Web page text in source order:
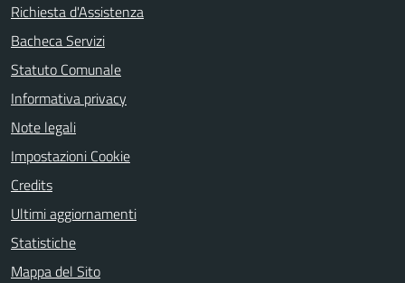
Richiesta d'Assistenza
Bacheca Servizi
Statuto Comunale
Informativa privacy
Note legali
Impostazioni Cookie
Credits
Ultimi aggiornamenti
Statistiche
Mappa del Sito